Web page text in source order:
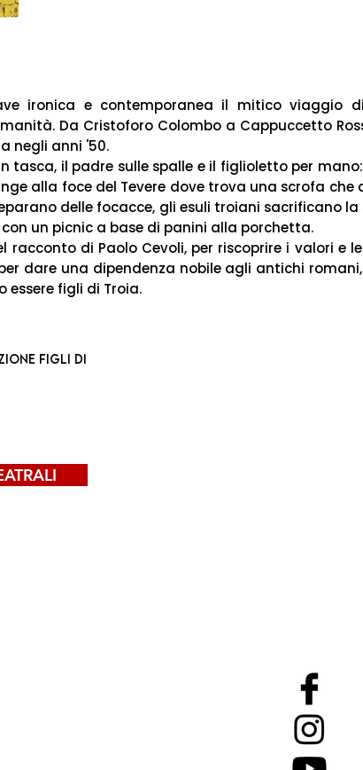
ironica e contemporanea il mitico viaggio
Da Cristoforo Colombo a Cappuccetto
negli anni '50.
tasca, il padre sulle spalle e il figlioletto per
alla foce del Tevere dove trova una scrofa
delle focacce, gli esuli troiani sacrificano la
un picnic a base di panini alla porchetta.
di Paolo Cevoli, per riscoprire i valori e
dare una dipendenza nobile agli antichi
essere figli di Troia.
FIGLI DI